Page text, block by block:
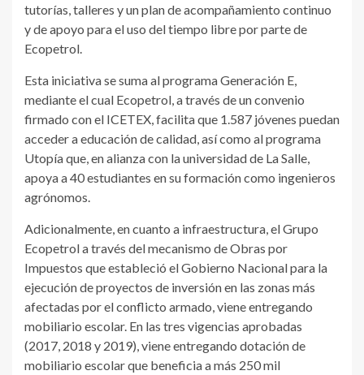
tutorías, talleres y un plan de acompañamiento continuo
y de apoyo para el uso del tiempo libre por parte de
Ecopetrol.
Esta iniciativa se suma al programa Generación E,
mediante el cual Ecopetrol, a través de un convenio
firmado con el ICETEX, facilita que 1.587 jóvenes puedan
acceder a educación de calidad, así como al programa
Utopía que, en alianza con la universidad de La Salle,
apoya a 40 estudiantes en su formación como ingenieros
agrónomos.
Adicionalmente, en cuanto a infraestructura, el Grupo
Ecopetrol a través del mecanismo de Obras por
Impuestos que estableció el Gobierno Nacional para la
ejecución de proyectos de inversión en las zonas más
afectadas por el conflicto armado, viene entregando
mobiliario escolar. En las tres vigencias aprobadas
(2017, 2018 y 2019), viene entregando dotación de
mobiliario escolar que beneficia a más 250 mil